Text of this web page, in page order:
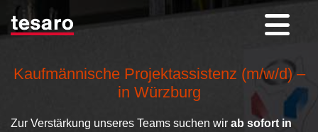
Kaufmännische Projektassistenz (m/w/d) –
in Würzburg
Zur Verstärkung unseres Teams suchen wir ab sofort in